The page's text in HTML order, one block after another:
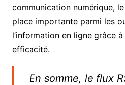
communication numérique,
place importante parmi les
l’information en ligne grâce
efficacité.
En somme, le flux